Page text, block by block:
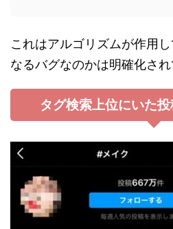
これはアルゴリズムが作用
なるバグなのかは明確化され
タグ検索上位にいた